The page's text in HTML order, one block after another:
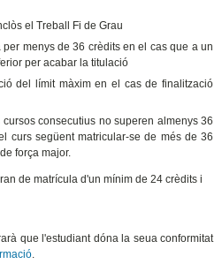
el Treball Fi de Grau
menys de 36 crèdits en el cas que a un
per acabar la titulació
del límit màxim en el cas de finalització
consecutius no superen almenys 36
curs següent matricular-se de més de 36
força major.
de matrícula d'un mínim de 24 crèdits i
que l'estudiant dóna la seua conformitat
.